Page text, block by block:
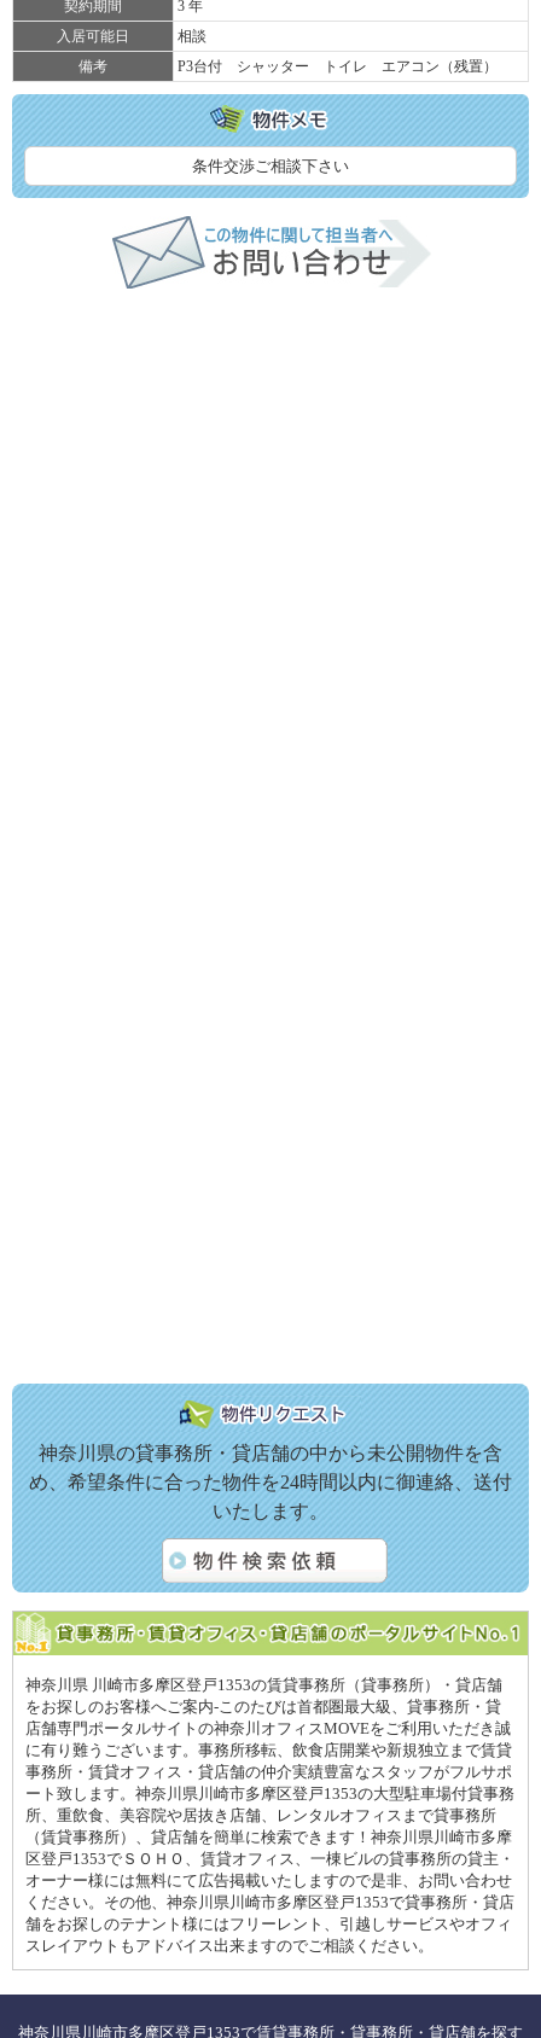
神奈川県の貸事務所・貸店舗の中から未公開物件を含
め、希望条件に合った物件を24時間以内に御連絡、送付
いたします。
神奈川県 川崎市多摩区登戸1353の賃貸事務所（貸事務所）・貸店舗
をお探しのお客様へご案内-このたびは首都圏最大級、貸事務所・貸
店舗専門ポータルサイトの神奈川オフィスMOVEをご利用いただき誠
に有り難うございます。事務所移転、飲食店開業や新規独立まで賃貸
事務所・賃貸オフィス・貸店舗の仲介実績豊富なスタッフがフルサポ
ート致します。神奈川県川崎市多摩区登戸1353の大型駐車場付貸事務
所、重飲食、美容院や居抜き店舗、レンタルオフィスまで貸事務所
（賃貸事務所）、貸店舗を簡単に検索できます！神奈川県川崎市多摩
区登戸1353でＳＯＨＯ、賃貸オフィス、一棟ビルの貸事務所の貸主・
オーナー様には無料にて広告掲載いたしますので是非、お問い合わせ
ください。その他、神奈川県川崎市多摩区登戸1353で貸事務所・貸店
舗をお探しのテナント様にはフリーレント、引越しサービスやオフィ
スレイアウトもアドバイス出来ますのでご相談ください。
契約期間
3 年
入居可能日
相談
備考
P3台付 シャッター トイレ エアコン（残置）
条件交渉ご相談下さい
神奈川県川崎市多摩区登戸1353で賃貸事務所・貸事務所・貸店舗を探す